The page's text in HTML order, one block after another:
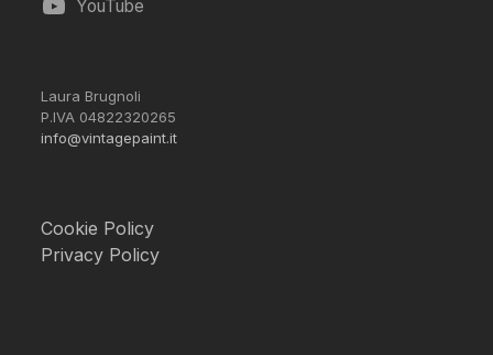
YouTube
Laura Brugnoli
P.IVA 04822320265
info@vintagepaint.it
Cookie Policy
Privacy Policy